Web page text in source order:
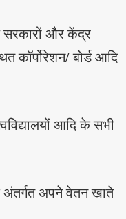
सरकारों और केंद्र
कॉर्पोरेशन/ बोर्ड आदि
आदि के सभी
अपने वेतन खाते